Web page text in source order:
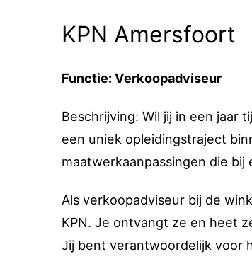
KPN Amersfoort
Functie: Verkoopadviseur
Beschrijving: Wil jij in een jaar
een uniek opleidingstraject
maatwerkaanpassingen die
Als verkoopadviseur bij de
KPN. Je ontvangt ze en heet
Jij bent verantwoordelijk voor